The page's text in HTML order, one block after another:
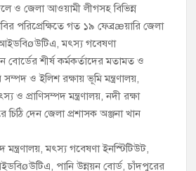
ও জেলা আওয়ামী লীগসহ বিভিন্ন
পরিপ্রেক্ষিতে গত ১৯ ফেব্রæয়ারি জেলা
মৎস্য গবেষণা
বোর্ডের শীর্ষ কর্মকর্তাদের মতামত ও
ও ইলিশ রক্ষায় ভূমি মন্ত্রণালয়,
ও প্রাণিসম্পদ মন্ত্রণালয়, নদী রক্ষা
চিঠি দেন জেলা প্রশাসক অঞ্জনা খান
মন্ত্রণালয়, মৎস্য গবেষণা ইনস্টিটিউট,
পানি উন্নয়ন বোর্ড, চাঁদপুরের